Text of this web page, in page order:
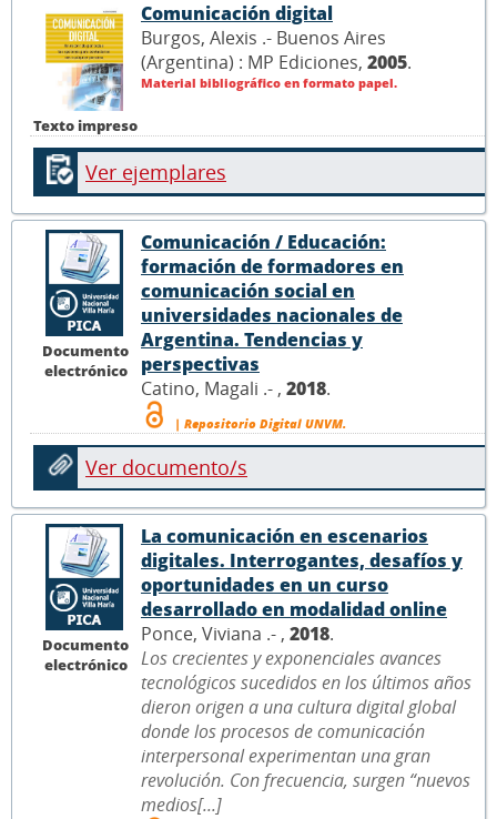
Texto impreso
Comunicación digital
Burgos, Alexis .- Buenos Aires
(Argentina) : MP Ediciones, 2005.
Material bibliográfico en formato papel.
Ver ejemplares
Documento
electrónico
Comunicación / Educación:
formación de formadores en
comunicación social en
universidades nacionales de
Argentina. Tendencias y
perspectivas
Catino, Magali .- , 2018.
| Repositorio Digital UNVM.
Ver documento/s
Documento
electrónico
La comunicación en escenarios
digitales. Interrogantes, desafíos y
oportunidades en un curso
desarrollado en modalidad online
Ponce, Viviana .- , 2018.
Los crecientes y exponenciales avances
tecnológicos sucedidos en los últimos años
dieron origen a una cultura digital global
donde los procesos de comunicación
interpersonal experimentan una gran
revolución. Con frecuencia, surgen “nuevos
medios[...]